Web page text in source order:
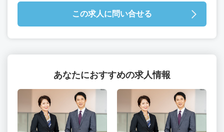
この求人に問い合せる
あなたにおすすめの求人情報